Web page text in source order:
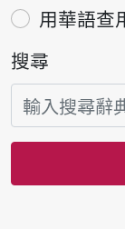
用華語查
搜尋